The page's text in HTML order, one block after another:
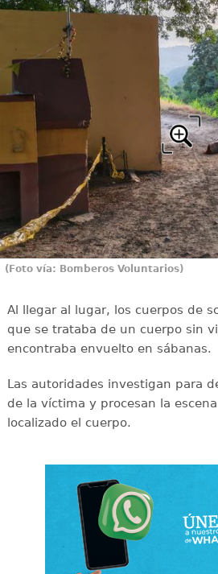
(Foto vía: Bomberos Voluntarios)
Al llegar al lugar, los cuerpos de
que se trataba de un cuerpo sin
encontraba envuelto en sábanas.
Las autoridades investigan para
de la víctima y procesan la
localizado el cuerpo.